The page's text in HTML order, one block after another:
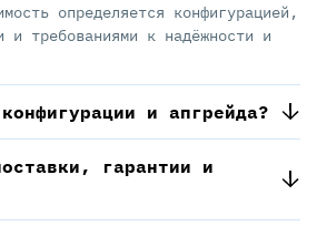
определяется конфигурацией,
и требованиями к надёжности и
и апгрейда?
гарантии и